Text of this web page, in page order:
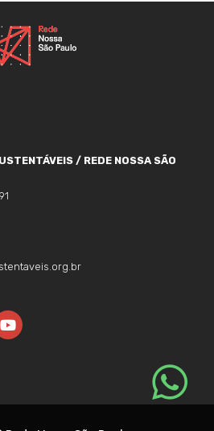
/ REDE NOSSA SÃO
Y
o
u
e